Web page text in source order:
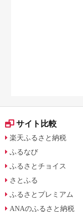
サイト比較
楽天ふるさと納税
ふるなび
ふるさとチョイス
さとふる
ふるさとプレミアム
ANAのふるさと納税